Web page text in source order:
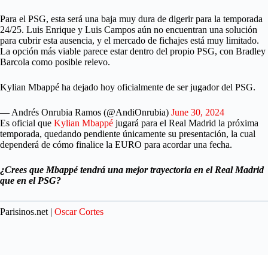
Para el PSG, esta será una baja muy dura de digerir para la temporada
24/25. Luis Enrique y Luis Campos aún no encuentran una solución
para cubrir esta ausencia, y el mercado de fichajes está muy limitado.
La opción más viable parece estar dentro del propio PSG, con Bradley
Barcola como posible relevo.
Kylian Mbappé ha dejado hoy oficialmente de ser jugador del PSG.
— Andrés Onrubia Ramos (@AndiOnrubia) June 30, 2024
Es oficial que Kylian Mbappé jugará para el Real Madrid la próxima
temporada, quedando pendiente únicamente su presentación, la cual
dependerá de cómo finalice la EURO para acordar una fecha.
¿Crees que Mbappé tendrá una mejor trayectoria en el Real Madrid
que en el PSG?
Parisinos.net | Oscar Cortes